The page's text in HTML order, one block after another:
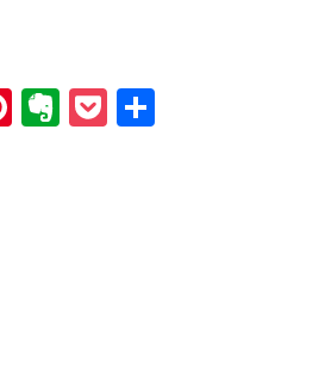
Pinterest
Evernote
Pocket